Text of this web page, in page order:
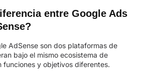
entre Google Ads
AdSense son dos plataformas de
bajo el mismo ecosistema de
funciones y objetivos diferentes.